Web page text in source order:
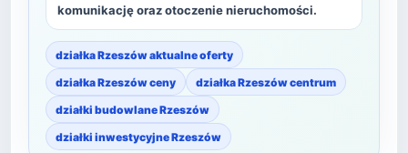
komunikację oraz otoczenie nieruchomości.
działka Rzeszów aktualne oferty
działka Rzeszów ceny
działka Rzeszów centrum
działki budowlane Rzeszów
działki inwestycyjne Rzeszów